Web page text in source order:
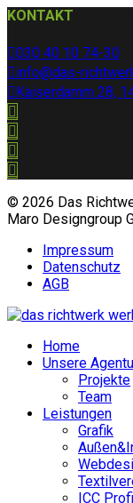
KONTAKT
030 40 10 74-30
info@das-
Kaiserdamm 28,
© 2026 Das
Maro Designgroup
Impressum
Datenschutz
AGB
Home
Unsere
Projekte
Team
Leistungen
Grafik
ICC